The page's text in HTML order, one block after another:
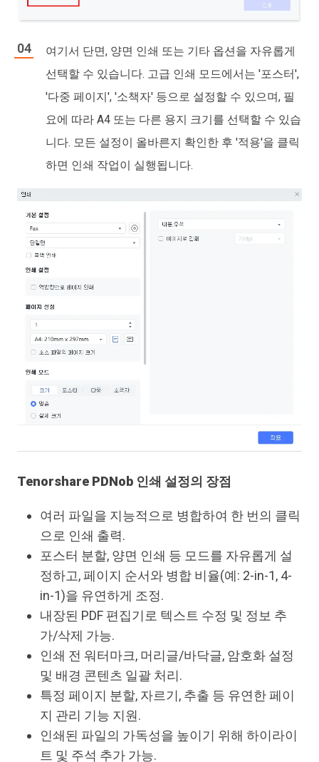
여기서 단면, 양면 인쇄 또는 기타 옵션을 자유롭게
선택할 수 있습니다. 고급 인쇄 모드에서는 '포스터',
'다중 페이지', '소책자' 등으로 설정할 수 있으며, 필
요에 따라 A4 또는 다른 용지 크기를 선택할 수 있습
니다. 모든 설정이 올바른지 확인한 후 '적용'을 클릭
하면 인쇄 작업이 실행됩니다.
Tenorshare PDNob 인쇄 설정의 장점
여러 파일을 지능적으로 병합하여 한 번의 클릭
으로 인쇄 출력.
포스터 분할, 양면 인쇄 등 모드를 자유롭게 설
정하고, 페이지 순서와 병합 비율(예: 2-in-1, 4-
in-1)을 유연하게 조정.
내장된 PDF 편집기로 텍스트 수정 및 정보 추
가/삭제 가능.
인쇄 전 워터마크, 머리글/바닥글, 암호화 설정
및 배경 콘텐츠 일괄 처리.
특정 페이지 분할, 자르기, 추출 등 유연한 페이
지 관리 기능 지원.
인쇄된 파일의 가독성을 높이기 위해 하이라이
트 및 주석 추가 가능.